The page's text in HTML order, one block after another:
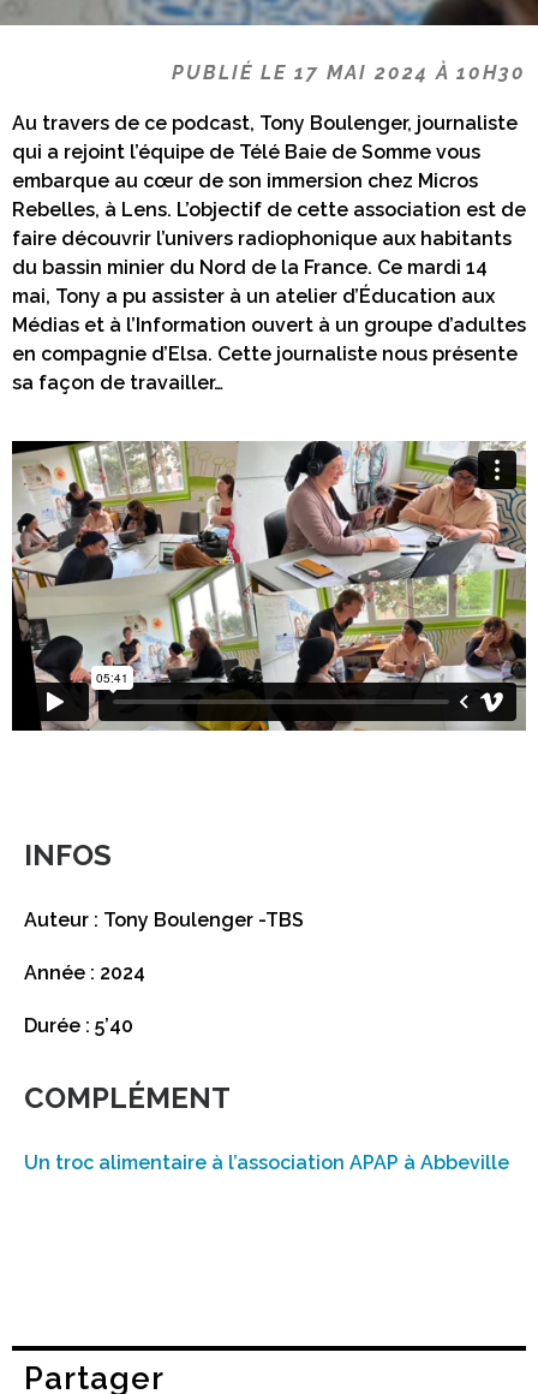
PUBLIÉ LE 17 MAI 2024 À 10H30
Au travers de ce podcast, Tony Boulenger, journaliste
qui a rejoint l’équipe de Télé Baie de Somme vous
embarque au cœur de son immersion chez Micros
Rebelles, à Lens. L’objectif de cette association est de
faire découvrir l’univers radiophonique aux habitants
du bassin minier du Nord de la France. Ce mardi 14
mai, Tony a pu assister à un atelier d’Éducation aux
Médias et à l’Information ouvert à un groupe d’adultes
en compagnie d’Elsa. Cette journaliste nous présente
sa façon de travailler…
INFOS
Auteur : Tony Boulenger -TBS
Année : 2024
Durée : 5’40
COMPLÉMENT
Un troc alimentaire à l’association APAP à Abbeville
Partager